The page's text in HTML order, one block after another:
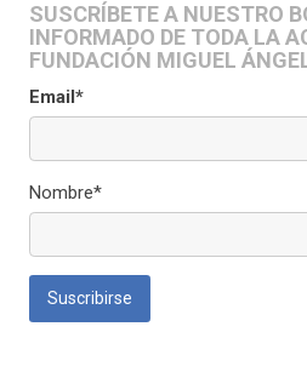
SUSCRÍBETE A NUESTRO
INFORMADO DE TODA LA
FUNDACIÓN MIGUEL
Email*
Nombre*